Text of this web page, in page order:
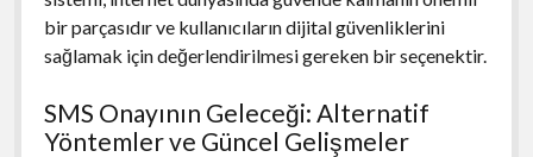
bir parçasıdır ve kullanıcıların dijital güvenliklerini
sağlamak için değerlendirilmesi gereken bir seçenektir.
SMS Onayının Geleceği: Alternatif
Yöntemler ve Güncel Gelişmeler